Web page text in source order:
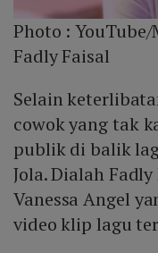
Photo :YouTube/
Fadly Faisal
Selain
cowok yang tak
publik di balik
Jola. Dialah
Vanessa Angel
video klip lagu